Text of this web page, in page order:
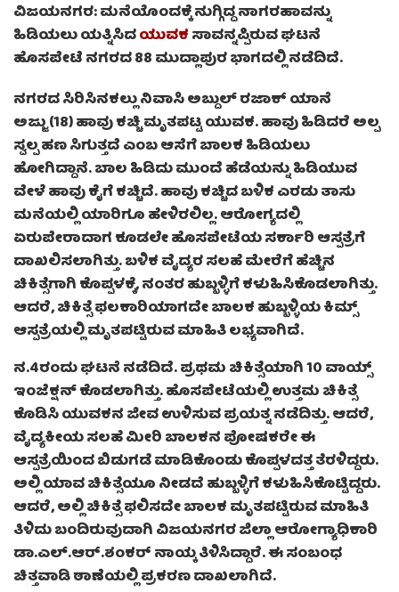
ವಿಜಯನಗರ:ಮನೆಯೊಂದಕ್ಕೆ ನುಗ್ಗಿದ್ದ ನಾಗರಹಾವನ್ನು
ಹಿಡಿಯಲು ಯತ್ನಿಸಿದಯುವಕಸಾವನ್ನಪ್ಪಿರುವ ಘಟನೆ
ಹೊಸಪೇಟೆ ನಗರದ 88 ಮುದ್ಲಾಪುರ ಭಾಗದಲ್ಲಿ ನಡೆದಿದೆ.
ನಗರದ ಸಿರಿಸಿನಕಲ್ಲು ನಿವಾಸಿ ಅಬ್ದುಲ್ ರಜಾಕ್‌ ಯಾನೆ
ಅಜ್ಜು (18) ಹಾವು ಕಚ್ಚಿ ಮೃತಪಟ್ಟ ಯುವಕ. ಹಾವು ಹಿಡಿದರೆ ಅಲ್ಪ
ಸ್ವಲ್ಪ ಹಣ ಸಿಗುತ್ತದೆ ಎಂಬ ಆಸೆಗೆ ಬಾಲಕ ಹಿಡಿಯಲು
ಹೋಗಿದ್ದಾನೆ. ಬಾಲ ಹಿಡಿದು ಮುಂದೆ ಹೆಡೆಯನ್ನು ಹಿಡಿಯುವ
ವೇಳೆ ಹಾವು ಕೈಗೆ ಕಚ್ಚಿದೆ. ಹಾವು ಕಚ್ಚಿದ ಬಳಿಕ ಎರಡು ತಾಸು
ಮನೆಯಲ್ಲಿ ಯಾರಿಗೂ ಹೇಳಿರಲಿಲ್ಲ. ಆರೋಗ್ಯದಲ್ಲಿ
ಏರುಪೇರಾದಾಗ ಕೂಡಲೇ ಹೊಸಪೇಟೆಯ ಸರ್ಕಾರಿ ಆಸ್ಪತ್ರೆಗೆ
ದಾಖಲಿಸಲಾಗಿತ್ತು. ಬಳಿಕ ವೈದ್ಯರ ಸಲಹೆ ಮೇರೆಗೆ ಹೆಚ್ಚಿನ
ಚಿಕಿತ್ಸೆಗಾಗಿ ಕೊಪ್ಪಳಕ್ಕೆ, ನಂತರ ಹುಬ್ಬಳ್ಳಿಗೆ ಕಳುಹಿಸಿಕೊಡಲಾಗಿತ್ತು.
ಆದರೆ, ಚಿಕಿತ್ಸೆ ಫಲಕಾರಿಯಾಗದೇ ಬಾಲಕ ಹುಬ್ಬಳ್ಳಿಯ ಕಿಮ್ಸ್‌
ಆಸ್ಪತ್ರೆಯಲ್ಲಿ ಮೃತಪಟ್ಟಿರುವ ಮಾಹಿತಿ ಲಭ್ಯವಾಗಿದೆ.
ನ.4ರಂದು ಘಟನೆ ನಡೆದಿದೆ. ಪ್ರಥಮ ಚಿಕಿತ್ಸೆಯಾಗಿ 10 ವಾಯ್ಸ್
ಇಂಜೆಕ್ಷನ್ ಕೊಡಲಾಗಿತ್ತು. ಹೊಸಪೇಟೆಯಲ್ಲಿ ಉತ್ತಮ ಚಿಕಿತ್ಸೆ
ಕೊಡಿಸಿ ಯುವಕನ ಜೀವ ಉಳಿಸುವ ಪ್ರಯತ್ನ ನಡೆದಿತ್ತು. ಆದರೆ,
ವೈದ್ಯಕೀಯ ಸಲಹೆ ಮೀರಿ ಬಾಲಕನ ಪೋಷಕರೇ ಈ
ಆಸ್ಪತ್ರೆಯಿಂದ ಬಿಡುಗಡೆ ಮಾಡಿಕೊಂಡು ಕೊಪ್ಪಳದತ್ತ ತೆರಳಿದ್ದರು.
ಅಲ್ಲಿ ಯಾವ ಚಿಕಿತ್ಸೆಯೂ ನೀಡದೆ ಹುಬ್ಬಳ್ಳಿಗೆ ಕಳುಹಿಸಿಕೊಟ್ಟಿದ್ದರು.
ಆದರೆ, ಅಲ್ಲಿ ಚಿಕಿತ್ಸೆ ಫಲಿಸದೇ ಬಾಲಕ ಮೃತಪಟ್ಟಿರುವ ಮಾಹಿತಿ
ತಿಳಿದು ಬಂದಿರುವುದಾಗಿ ವಿಜಯನಗರ ಜಿಲ್ಲಾ ಆರೋಗ್ಯಾಧಿಕಾರಿ
ಡಾ.ಎಲ್.ಆರ್.ಶಂಕರ್ ನಾಯ್ಕ ತಿಳಿಸಿದ್ದಾರೆ. ಈ ಸಂಬಂಧ
ಚಿತ್ತವಾಡಿ ಠಾಣೆಯಲ್ಲಿ ಪ್ರಕರಣ ದಾಖಲಾಗಿದೆ.